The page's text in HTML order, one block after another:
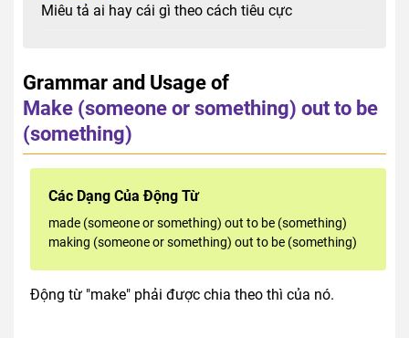
Miêu tả ai hay cái gì theo cách tiêu cực
Grammar and Usage of
Make (someone or something) out to be
(something)
Các Dạng Của Động Từ
made (someone or something) out to be (something)
making (someone or something) out to be (something)
Động từ "make" phải được chia theo thì của nó.